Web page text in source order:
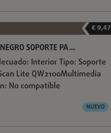
€ 9,47
SOPORTE PA...
Interior Tipo: Soporte
Lite QW2100Multimedia
No compatible
NUEVO